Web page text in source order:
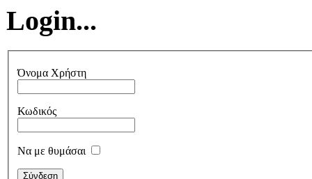
Login...
Όνομα Χρήστη
Κωδικός
Να με θυμάσαι